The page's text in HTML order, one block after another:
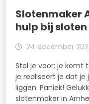
Slotenmaker
hulp bij
24 december
Stel je voor: je komt
je realiseert je dat
liggen. Paniek!
slotenmaker in